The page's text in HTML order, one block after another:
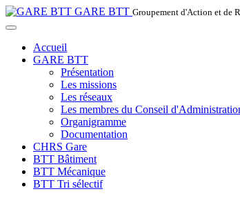
GARE BTT Groupement d'Action et de
Accueil
GARE BTT
Présentation
Les missions
Les réseaux
Les membres du Conseil
Organigramme
Documentation
CHRS Gare
BTT Bâtiment
BTT Mécanique
BTT Tri sélectif